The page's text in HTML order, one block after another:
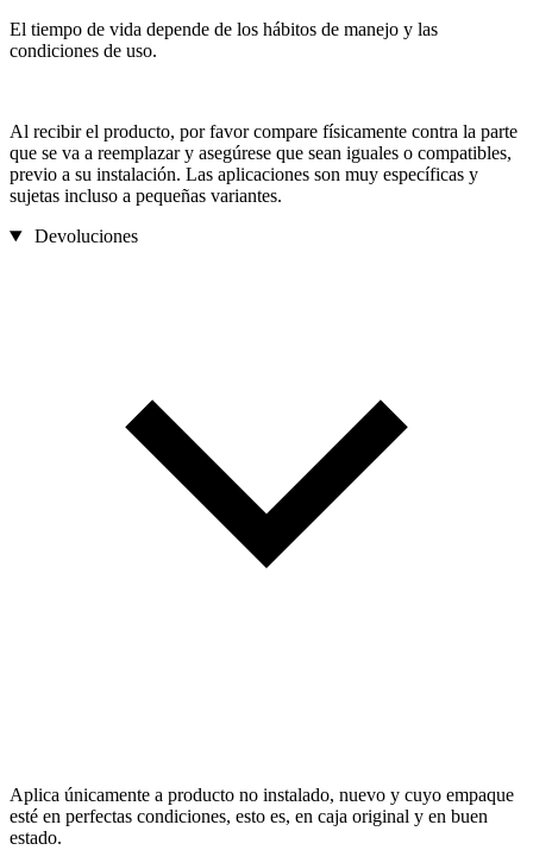
El tiempo de vida depende de los hábitos de manejo y las
condiciones de uso.
Al recibir el producto, por favor compare físicamente contra la parte
que se va a reemplazar y asegúrese que sean iguales o compatibles,
previo a su instalación. Las aplicaciones son muy específicas y
sujetas incluso a pequeñas variantes.
Devoluciones
Aplica únicamente a producto no instalado, nuevo y cuyo empaque
esté en perfectas condiciones, esto es, en caja original y en buen
estado.